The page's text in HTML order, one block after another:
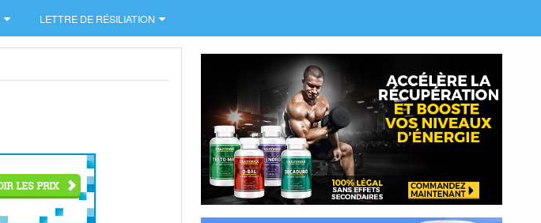
LETTRE DE RÉSILIATION